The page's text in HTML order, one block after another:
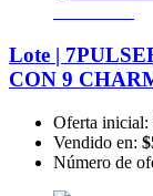
Lote | 7
CON 9
Oferta inicial:
Vendido en:
Número de